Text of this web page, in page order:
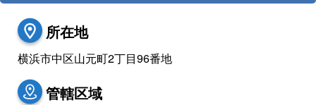
所在地
横浜市中区山元町2丁目96番地
管轄区域